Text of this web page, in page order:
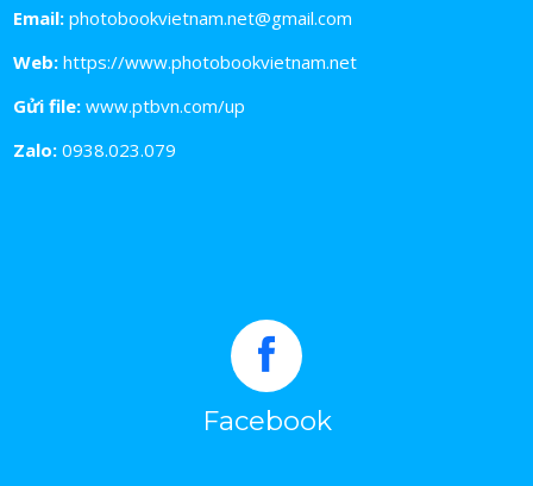
Email: photobookvietnam.net@gmail.com
Web: https://www.photobookvietnam.net
Gửi file: www.ptbvn.com/up
Zalo: 0938.023.079
Facebook